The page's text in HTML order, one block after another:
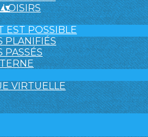
▴▾
EST POSSIBLE
PLANIFIÉS
PASSÉS
VIRTUELLE